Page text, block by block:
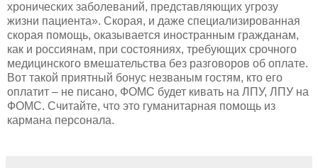
хронических заболеваний, представляющих угрозу
жизни пациента». Скорая, и даже специализированная
скорая помощь, оказывается иностранным гражданам,
как и россиянам, при состояниях, требующих срочного
медицинского вмешательства без разговоров об оплате.
Вот такой приятный бонус незваным гостям, кто его
оплатит – не писано, ФОМС будет кивать на ЛПУ, ЛПУ на
ФОМС. Считайте, что это гуманитарная помощь из
кармана персонала.